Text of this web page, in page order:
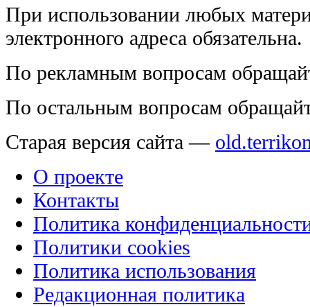
При использовании любых
электронного адреса обязательна.
По рекламным вопросам
По остальным вопросам
Старая версия сайта —
О проекте
Контакты
Политика
Политики cookies
Политика использования
Редакционная политика